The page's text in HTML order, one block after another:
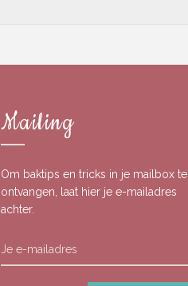
Mailing
Om baktips en tricks in je mailbox te
ontvangen, laat hier je e-mailadres
achter.